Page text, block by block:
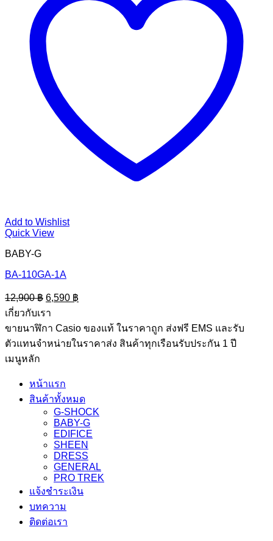
Add to Wishlist
Quick View
BABY-G
BA-110GA-1A
12,900฿ Original
price
was:
12,900 ฿.
6,590 ฿
price
6,590 ฿.
เกี่ยวกับเรา
ขายนาฬิกา Casio ของแท้ ในราคาถูก ส่งฟรี EMS และรับ
ตัวแทนจำหน่ายในราคาส่ง สินค้าทุกเรือนรับประกัน 1 ปี
เมนูหลัก
หน้าแรก
สินค้าทั้งหมด
G-SHOCK
BABY-G
EDIFICE
SHEEN
DRESS
GENERAL
PRO TREK
แจ้งชำระเงิน
บทความ
ติดต่อเรา